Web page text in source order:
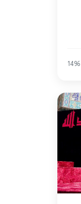
1496